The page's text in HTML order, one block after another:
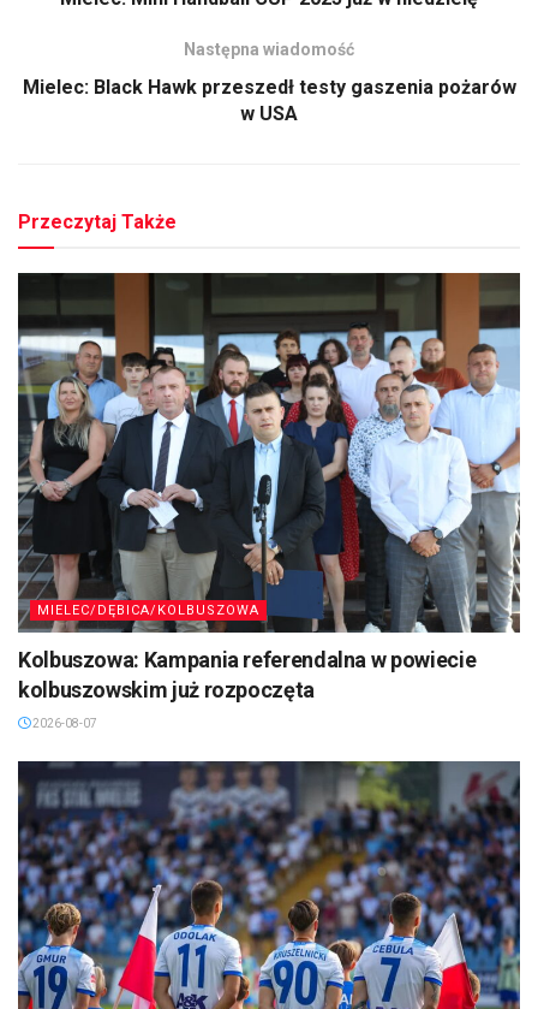
Następna wiadomość
Mielec: Black Hawk przeszedł testy gaszenia pożarów
w USA
Przeczytaj Także
MIELEC/DĘBICA/KOLBUSZOWA
Kolbuszowa: Kampania referendalna w powiecie
kolbuszowskim już rozpoczęta
2026-08-07